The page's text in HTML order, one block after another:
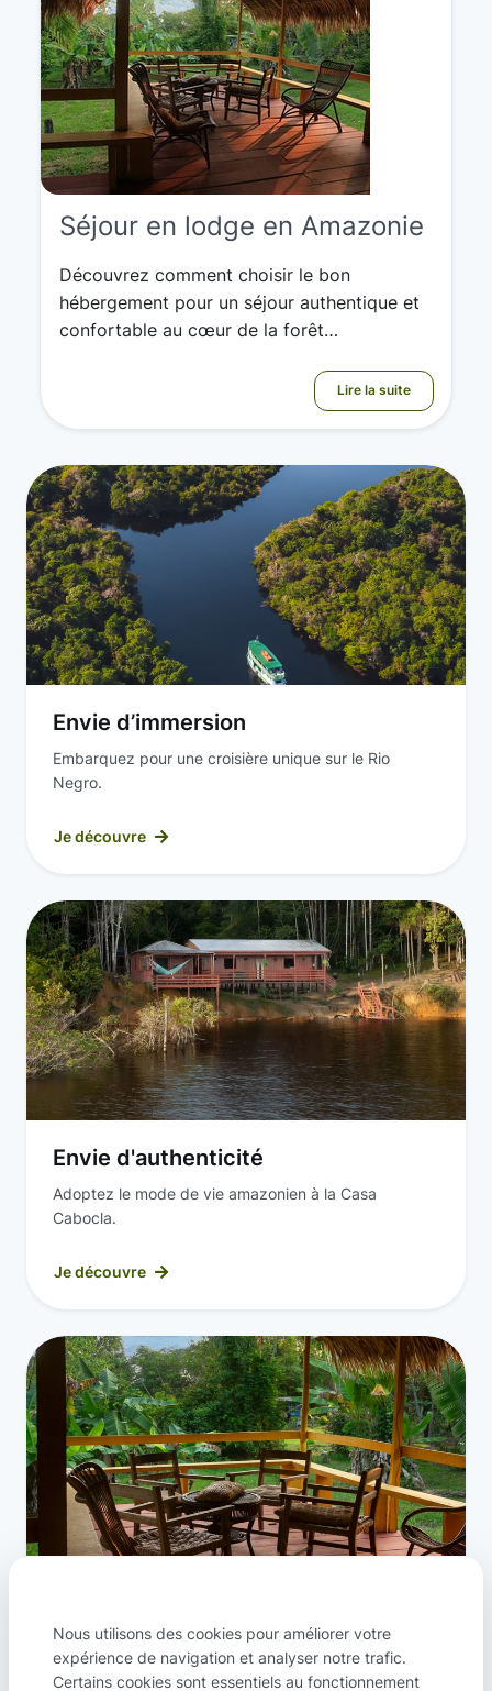
Séjour en lodge en Amazonie
Découvrez comment choisir le bon
hébergement pour un séjour authentique et
confortable au cœur de la forêt
Lire la suite
Envie d’immersion
Embarquez pour une croisière unique sur le Rio
Negro.
Je découvre
Envie d'authenticité
Adoptez le mode de vie amazonien à la Casa
Cabocla.
Je découvre
Séjournez dans un lodge au coeur de la forêt
amazonienne.
Respect
de
Nous utilisons des cookies pour améliorer votre
expérience de navigation et analyser notre trafic.
Certains cookies sont essentiels au fonctionnement